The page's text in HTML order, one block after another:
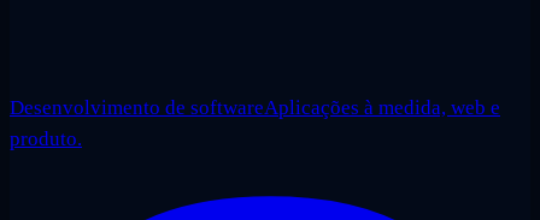
Desenvolvimento de softwareAplicações à medida, web e
produto.